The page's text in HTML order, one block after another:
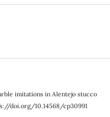
imitations in Alentejo stucco
doi.org/10.14568/cp30991